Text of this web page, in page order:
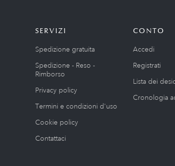
SERVIZI
Spedizione gratuita
Spedizione - Reso -
Rimborso
Privacy policy
Termini e condizioni d'uso
Cookie policy
Contattaci
CONTO
Accedi
Registrati
Lista dei
Cronologia